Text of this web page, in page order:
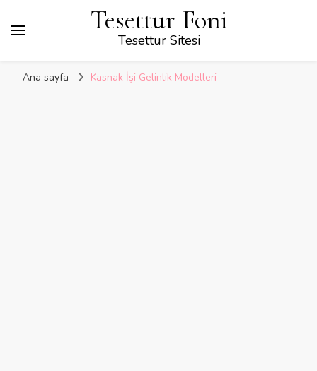
Tesettur Foni
Tesettur Sitesi
Ana sayfa Kasnak İşi Gelinlik Modelleri